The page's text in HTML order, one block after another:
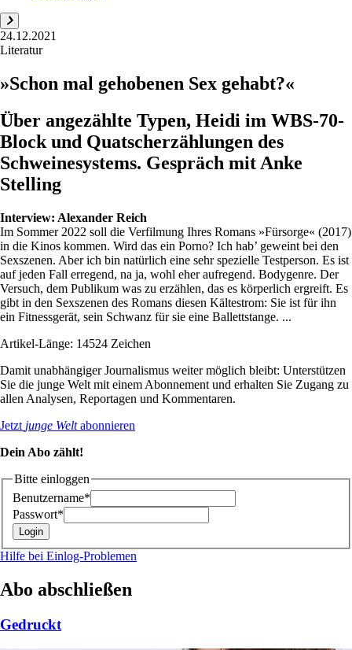
24.12.2021
Literatur
»Schon mal gehobenen Sex gehabt?«
Über angezählte Typen, Heidi im WBS-70-
Block und Quatscherzählungen des
Schweinesystems. Gespräch mit Anke
Stelling
Interview: Alexander Reich
Im Sommer 2022 soll die Verfilmung Ihres Romans »Fürsorge« (2017)
in die Kinos kommen. Wird das ein Porno? Ich hab’ geweint bei den
Sexszenen. Aber ich bin natürlich eine sehr spezielle Testperson. Es ist
auf jeden Fall erregend, na ja, wohl eher aufregend. Bodygenre. Der
Versuch, dem Publikum was zu erzählen, das es körperlich ergreift. Es
gibt in den Sexszenen des Romans diesen Kältestrom: Sie ist für ihn
ein Fitnessgerät, sein Schwanz für sie eine Ballettstange. ...
Artikel-Länge: 14524 Zeichen
Damit unabhängiger Journalismus weiter möglich bleibt: Unterstützen
Sie die junge Welt mit einem Abonnement und erhalten Sie Zugang zu
allen Analysen, Reportagen und Kommentaren.
Jetzt junge Weltabonnieren
Dein Abo zählt!
Bitte einloggen
Benutzername*
Passwort*
Hilfe bei Einlog-Problemen
Abo abschließen
Gedruckt